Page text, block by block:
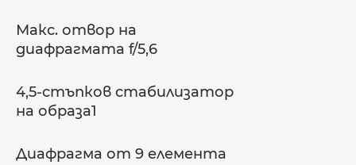
Макс. отвор на
диафрагмата f/5,6
4,5-стъпков стабилизатор
на образа1
Диафрагма от 9 елемента